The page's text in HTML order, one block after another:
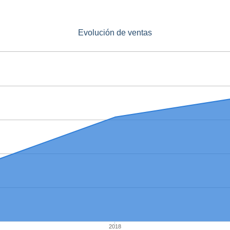
Evolución de ventas
2018